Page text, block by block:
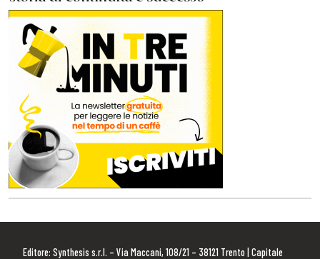
Editore: Synthesis s.r.l. – Via Maccani, 108/21 – 38121 Trento | Capitale